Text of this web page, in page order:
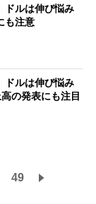
ドルは伸び悩み
も注意
ドルは伸び悩み
の発表にも注目
49